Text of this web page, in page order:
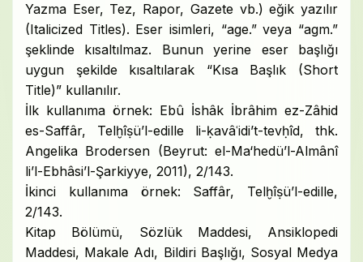
Yazma Eser, Tez, Rapor, Gazete vb.) eğik yazılır
(Italicized Titles). Eser isimleri, “age.” veya “agm.”
şeklinde kısaltılmaz. Bunun yerine eser başlığı
uygun şekilde kısaltılarak “Kısa Başlık (Short
Title)” kullanılır.
İlk kullanıma örnek: Ebû İshâk İbrâhim ez-Zâhid
es-Saffâr, Telḫîṣü’l-edille li-ḳavâʿidi’t-tevḥîd, thk.
Angelika Brodersen (Beyrut: el-Ma‘hedü’l-Almânî
li’l-Ebhâsi’l-Şarkiyye, 2011), 2/143.
İkinci kullanıma örnek: Saffâr, Telḫîṣü’l-edille,
2/143.
Kitap Bölümü, Sözlük Maddesi, Ansiklopedi
Maddesi, Makale Adı, Bildiri Başlığı, Sosyal Medya